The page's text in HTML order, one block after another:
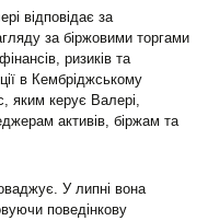
відповідає за
за біржовими торгами
ризиків та
в Кембріджському
яким керує Валері,
активів, біржам та
У липні вона
поведінкову